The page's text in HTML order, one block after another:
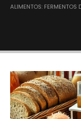
ALIMENTOS: